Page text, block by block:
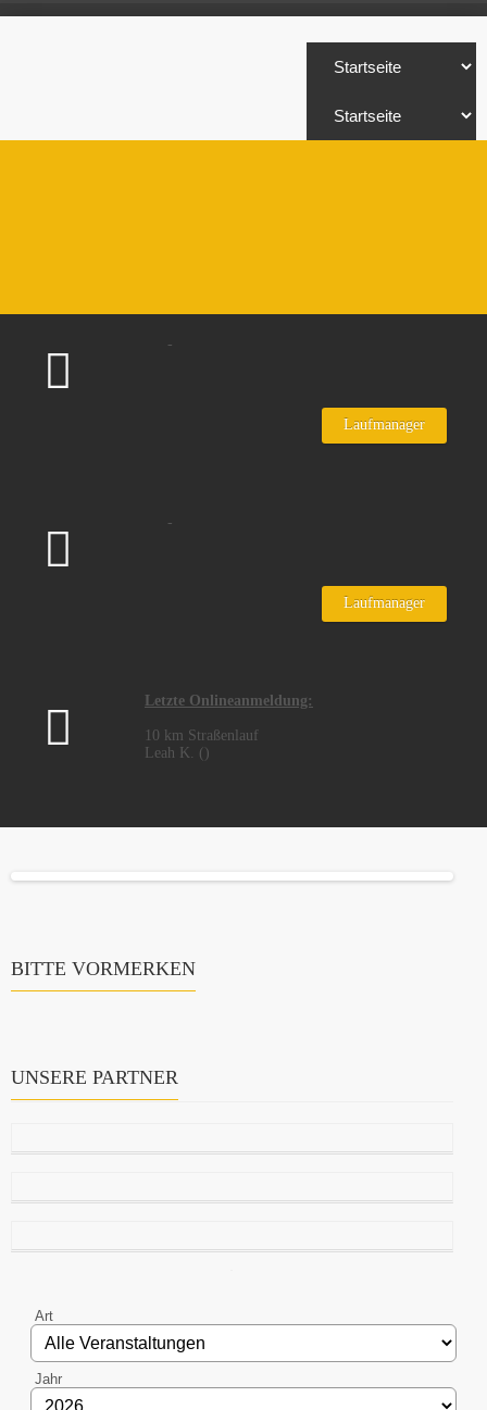
-
Laufmanager
-
Laufmanager
Letzte Onlineanmeldung:
10 km Straßenlauf
Leah K. ()
BITTE VORMERKEN
UNSERE PARTNER
Art
Jahr